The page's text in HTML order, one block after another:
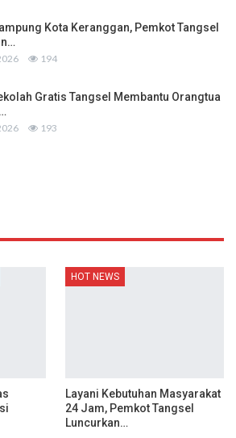
Kota Keranggan, Pemkot Tangsel
194
Gratis Tangsel Membantu Orangtua
193
HOT NEWS
Layani Kebutuhan Masyarakat
24 Jam, Pemkot Tangsel
Luncurkan…